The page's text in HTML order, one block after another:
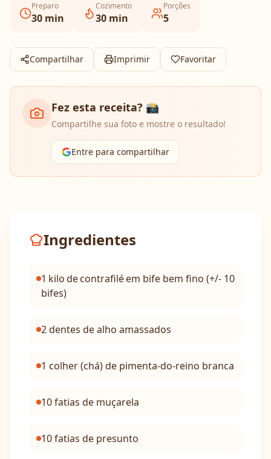
Preparo
30 min
Cozimento
30 min
Porções
5
Compartilhar Imprimir Favoritar
Fez esta receita? 📸
Compartilhe sua foto e mostre o resultado!
Entre para compartilhar
Ingredientes
1 kilo de contrafilé em bife bem fino (+/- 10
bifes)
2 dentes de alho amassados
1 colher (chá) de pimenta-do-reino branca
10 fatias de muçarela
10 fatias de presunto